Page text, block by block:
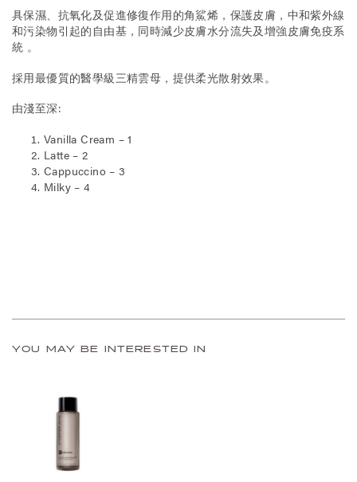
具保濕、抗氧化及促進修復作用的角鯊烯，保護皮膚，中和紫外線
和污染物引起的自由基，同時減少皮膚水分流失及增強皮膚免疫系
統 。
採用最優質的醫學級三精雲母，提供柔光散射效果。
由淺至深:
Vanilla Cream – 1
Latte – 2
Cappuccino – 3
Milky – 4
YOU MAY BE INTERESTED IN